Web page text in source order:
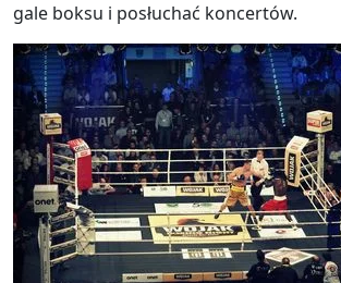
gale boksu i posłuchać koncertów.